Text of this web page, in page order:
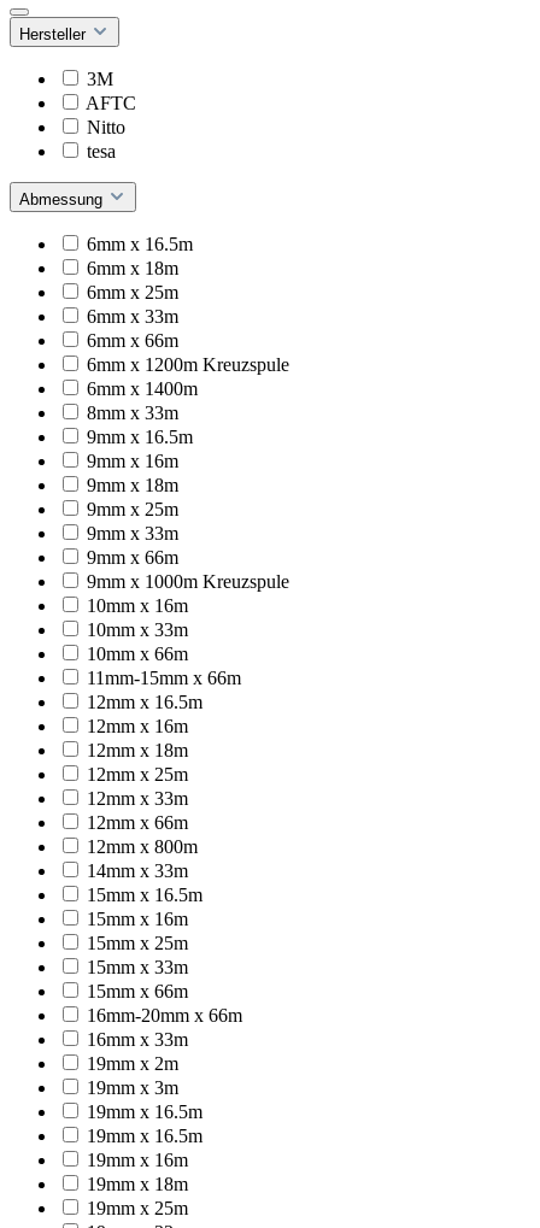
Hersteller
3M
AFTC
Nitto
tesa
Abmessung
6mm x 16.5m
6mm x 18m
6mm x 25m
6mm x 33m
6mm x 66m
6mm x 1200m Kreuzspule
6mm x 1400m
8mm x 33m
9mm x 16.5m
9mm x 16m
9mm x 18m
9mm x 25m
9mm x 33m
9mm x 66m
9mm x 1000m Kreuzspule
10mm x 16m
10mm x 33m
10mm x 66m
11mm-15mm x 66m
12mm x 16.5m
12mm x 16m
12mm x 18m
12mm x 25m
12mm x 33m
12mm x 66m
12mm x 800m
14mm x 33m
15mm x 16.5m
15mm x 16m
15mm x 25m
15mm x 33m
15mm x 66m
16mm-20mm x 66m
16mm x 33m
19mm x 2m
19mm x 3m
19mm x 16.5m
19mm x 16.5m
19mm x 16m
19mm x 18m
19mm x 25m